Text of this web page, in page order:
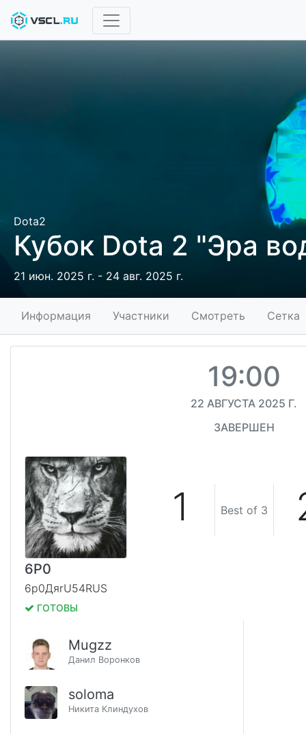
Dota2
Кубок Dota 2 "Эра
21 июн. 2025 г. - 24 авг. 2025 г.
Информация Участники Смотреть Сетка
19:00
22 АВГУСТА 2025 Г.
ЗАВЕРШЕН
1 Best of 3
6P0
6p0ДяrU54RUS
ГОТОВЫ
Mugzz
Данил Воронков
soloma
Никита Клиндухов